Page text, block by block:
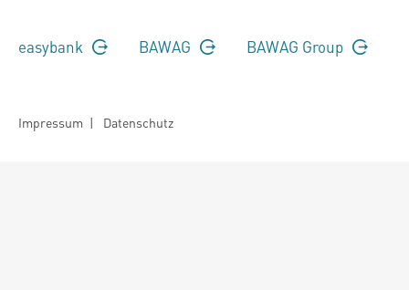
easybank BAWAG BAWAG Group
Impressum | Datenschutz